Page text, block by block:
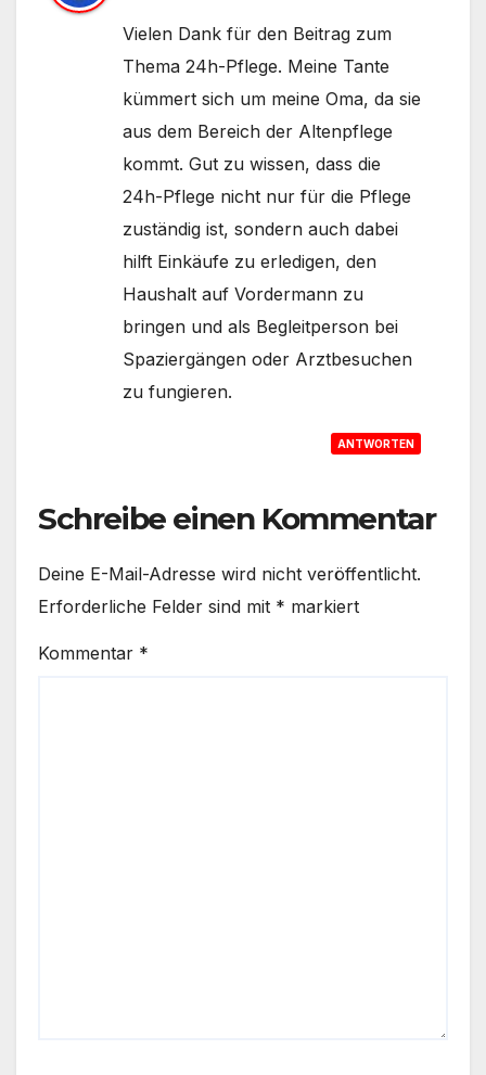
Vielen Dank für den Beitrag zum
Thema 24h-Pflege. Meine Tante
kümmert sich um meine Oma, da sie
aus dem Bereich der Altenpflege
kommt. Gut zu wissen, dass die
24h-Pflege nicht nur für die Pflege
zuständig ist, sondern auch dabei
hilft Einkäufe zu erledigen, den
Haushalt auf Vordermann zu
bringen und als Begleitperson bei
Spaziergängen oder Arztbesuchen
zu fungieren.
ANTWORTEN
Schreibe einen Kommentar
Deine E-Mail-Adresse wird nicht veröffentlicht.
Erforderliche Felder sind mit * markiert
Kommentar *